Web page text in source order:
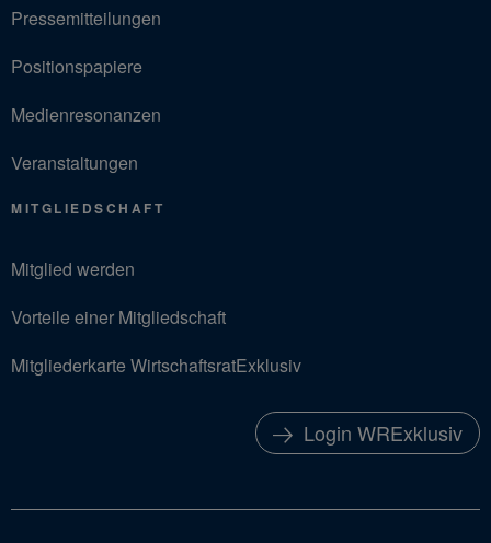
Pressemitteilungen
Positionspapiere
Medienresonanzen
Veranstaltungen
MITGLIEDSCHAFT
Mitglied werden
Vorteile einer Mitgliedschaft
Mitgliederkarte WirtschaftsratExklusiv
Login WRExklusiv